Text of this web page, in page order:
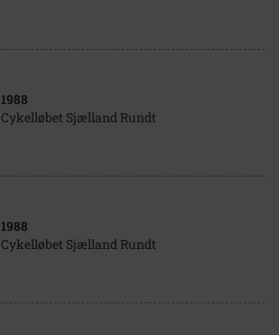
1988
Cykelløbet Sjælland Rundt
1988
Cykelløbet Sjælland Rundt